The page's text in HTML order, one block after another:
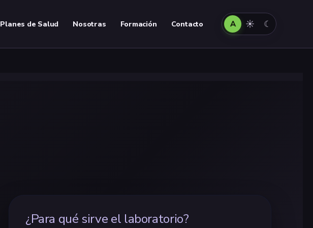
Planes de Salud Nosotras Formación Contacto A
Automático
☀
Claro ☾
Oscuro
¿Para qué sirve el laboratorio?